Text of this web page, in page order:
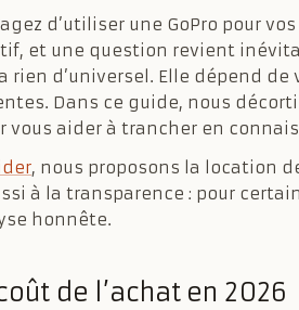
d’utiliser une GoPro pour
et une question revient
rien d’universel. Elle dépend
Dans ce guide, nous
vous aider à trancher en
, nous proposons la location
à la transparence : pour
honnête.
de l’achat en 2026